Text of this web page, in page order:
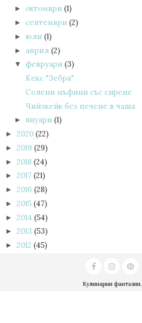
► октомври (1)
► септември (2)
► юли (1)
► април (2)
▼ февруари (3)
Кекс "Зебра"
Солени мъфини със сирене
Чийзкейк без печене в чаша
► януари (1)
► 2020 (22)
► 2019 (29)
► 2018 (24)
► 2017 (21)
► 2016 (28)
► 2015 (47)
► 2014 (54)
► 2013 (53)
► 2012 (45)
Кулинарни фантазии.